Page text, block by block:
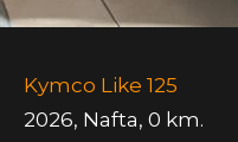
Kymco Like 125
2026, Nafta, 0 km.